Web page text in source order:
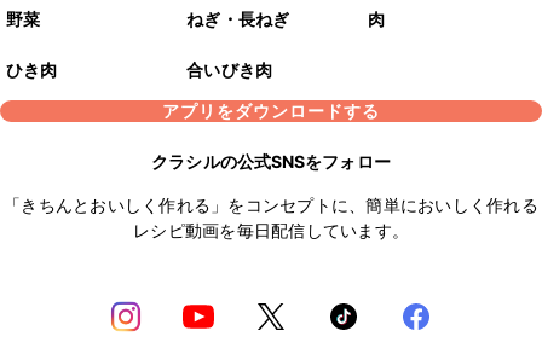
野菜 ねぎ・長ねぎ 肉
ひき肉
合いびき肉
アプリをダウンロードする
クラシルの公式SNSをフォロー
「きちんとおいしく作れる」をコンセプトに、簡単においしく作れる
レシピ動画を毎日配信しています。